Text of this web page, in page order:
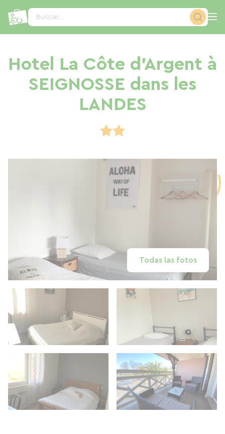
Buscar...
Hotel La Côte d'Argent à
SEIGNOSSE dans les
LANDES
Todas las fotos
Panel de gestión de cookies